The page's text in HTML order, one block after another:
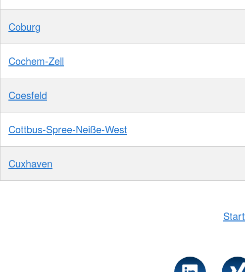
Coburg
Cochem-Zell
Coesfeld
Cottbus-Spree-Neiße-West
Cuxhaven
Start